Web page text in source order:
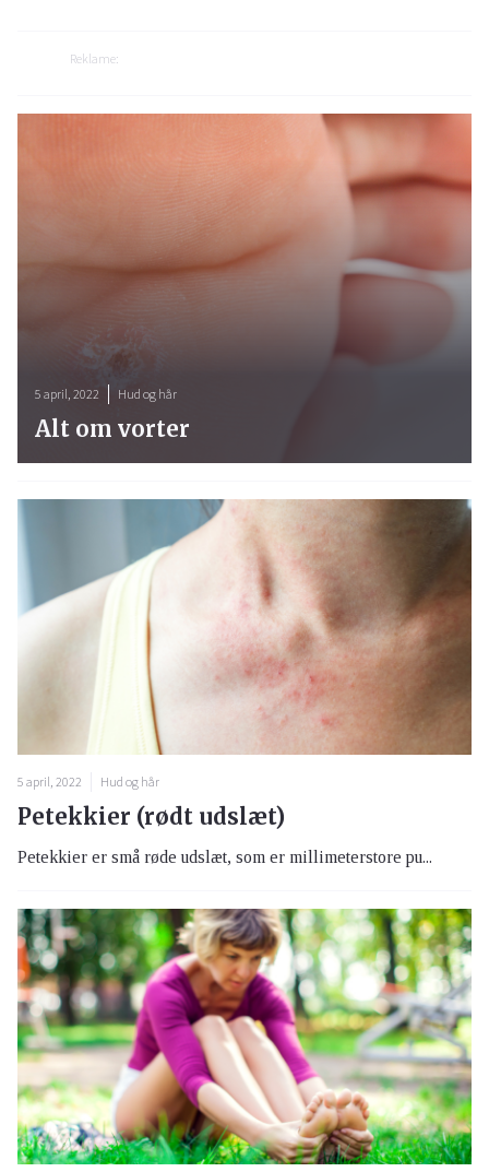
Reklame:
5 april, 2022 Hud og hår
Petekkier (rødt udslæt)
Petekkier er små røde udslæt, som er millimeterstore pu...
5 april, 2022 Hud og hår
Alt om vorter